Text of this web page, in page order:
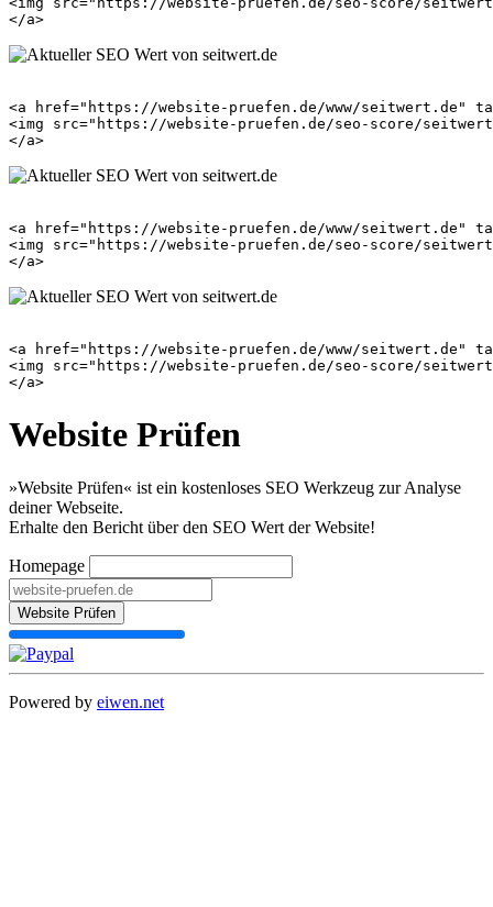
<a href="https://website-pruefen.de/www/seitwert.de"
<img src="https://website-pruefen.de/seo-score/
<a href="https://website-pruefen.de/www/seitwert.de"
<img src="https://website-pruefen.de/seo-score/
<a href="https://website-pruefen.de/www/seitwert.de"
<img src="https://website-pruefen.de/seo-score/
Website Prüfen
»Website Prüfen« ist ein kostenloses SEO Werkzeug zur Analyse
deiner Webseite.
Erhalte den Bericht über den SEO Wert der Website!
Homepage
Website Prüfen
Powered by eiwen.net